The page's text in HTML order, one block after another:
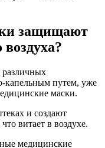
защищают
воздуха?
капельным путем, уже
маски.
и создают
витает в воздухе.
медицинские